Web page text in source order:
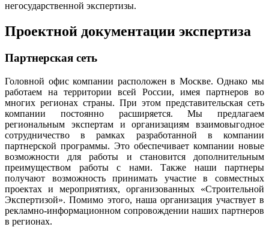
негосударственной экспертизы.
Проектной документации экспертиза
Партнерская сеть
Головной офис компании расположен в Москве. Однако мы
работаем на территории всей России, имея партнеров во
многих регионах страны. При этом представительская сеть
компании постоянно расширяется. Мы предлагаем
региональным экспертам и организациям взаимовыгодное
сотрудничество в рамках разработанной в компании
партнерской программы. Это обеспечивает компании новые
возможности для работы и становится дополнительным
преимуществом работы с нами. Также наши партнеры
получают возможность принимать участие в совместных
проектах и мероприятиях, организованных «Строительной
Экспертизой». Помимо этого, наша организация участвует в
рекламно-информационном сопровождении наших партнеров
в регионах.